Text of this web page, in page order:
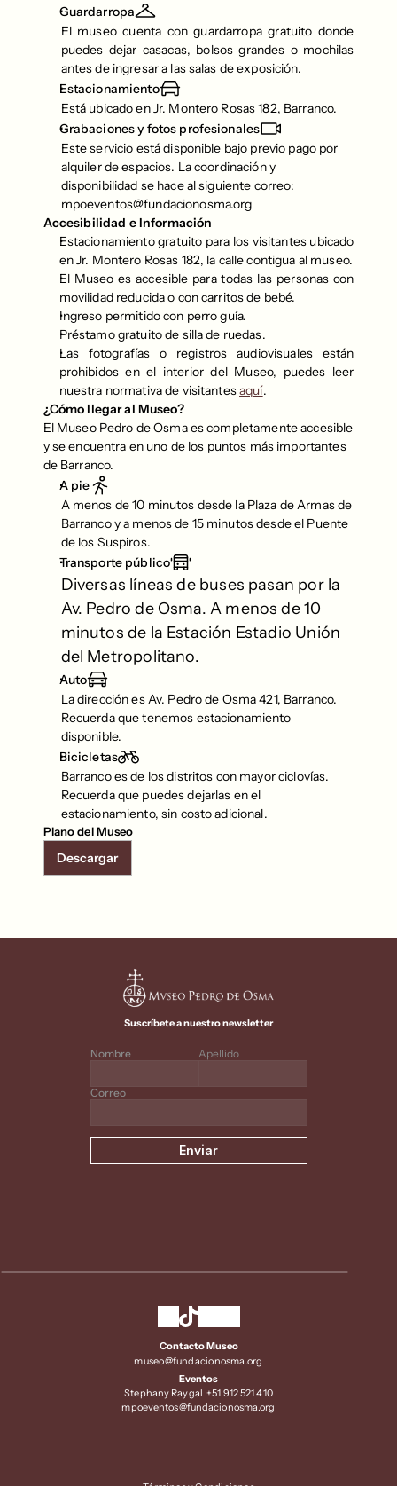
Guardarropa
El museo cuenta con guardarropa gratuito donde
puedes dejar casacas, bolsos grandes o mochilas
antes de ingresar a las salas de exposición.
Estacionamiento
Está ubicado en Jr. Montero Rosas 182, Barranco.
Grabaciones y fotos profesionales
Este servicio está disponible bajo previo pago por
alquiler de espacios. La coordinación y
disponibilidad se hace al siguiente correo:
mpoeventos@fundacionosma.org
Accesibilidad e Información
Estacionamiento gratuito para los visitantes ubicado
en Jr. Montero Rosas 182, la calle contigua al museo.
El Museo es accesible para todas las personas con
movilidad reducida o con carritos de bebé.
Ingreso permitido con perro guía.
Préstamo gratuito de silla de ruedas.
Las fotografías o registros audiovisuales están
prohibidos en el interior del Museo, puedes leer
nuestra normativa de visitantes aquí.
¿Cómo llegar al Museo?
El Museo Pedro de Osma es completamente accesible
y se encuentra en uno de los puntos más importantes
de Barranco.
A pie
A menos de 10 minutos desde la Plaza de Armas de
Barranco y a menos de 15 minutos desde el Puente
de los Suspiros.
Transporte público
Diversas líneas de buses pasan por la
Av. Pedro de Osma. A menos de 10
minutos de la Estación Estadio Unión
del Metropolitano.
Auto
La dirección es Av. Pedro de Osma 421, Barranco.
Recuerda que tenemos estacionamiento
disponible.
Bicicletas
Barranco es de los distritos con mayor ciclovías.
Recuerda que puedes dejarlas en el
estacionamiento, sin costo adicional.
Plano del Museo
Descargar
Suscríbete a nuestro newsletter
Nombre Apellido
Correo
Enviar
Contacto Museo
museo@fundacionosma.org
Eventos
Stephany Raygal  +51 912 521 410
mpoeventos@fundacionosma.org